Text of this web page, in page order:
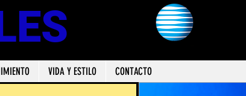
VIDA Y ESTILO CONTACTO